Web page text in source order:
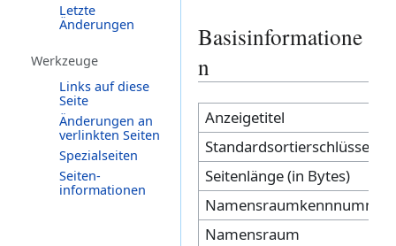
Zur
springen
Zur
springen
Basisinformatione
n
Anzeigetitel
Standardsortierschlüssel
Seitenlänge (in Bytes)
Namensraumkennnummer
Namensraum
Letzte
Änderungen
Werkzeuge
Links auf diese
Seite
Änderungen an
verlinkten Seiten
Spezialseiten
Seiten­­
informationen